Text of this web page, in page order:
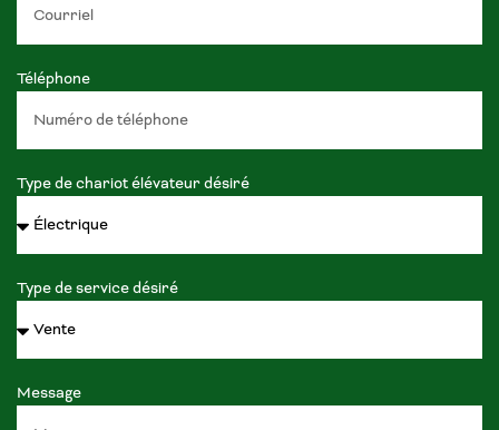
Téléphone
Type de chariot élévateur désiré
Type de service désiré
Message